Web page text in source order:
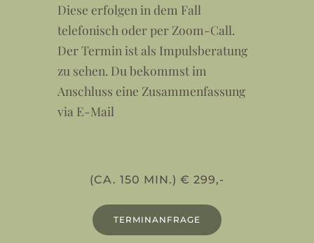
Diese erfolgen in dem Fall
telefonisch oder per Zoom-Call.
Der Termin ist als Impulsberatung
zu sehen. Du bekommst im
Anschluss eine Zusammenfassung
via E-Mail
(CA. 150 MIN.) € 299,-
TERMINANFRAGE